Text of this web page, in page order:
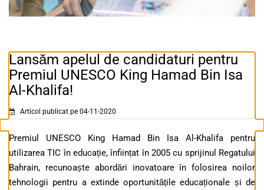
Lansăm apelul de candidaturi pentru
Premiul UNESCO King Hamad Bin Isa
Al-Khalifa!
Articol publicat pe 04-11-2020
Premiul UNESCO King Hamad Bin Isa Al-Khalifa pentru
utilizarea TIC în educație, înființat în 2005 cu sprijinul Regatului
Bahrain, recunoaște abordări inovatoare în folosirea noilor
tehnologii pentru a extinde oportunitățile educaționale și de